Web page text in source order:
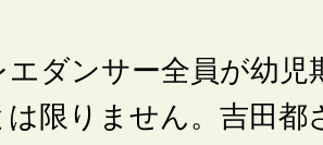
エダンサー全員が幼児
は限りません。吉田都